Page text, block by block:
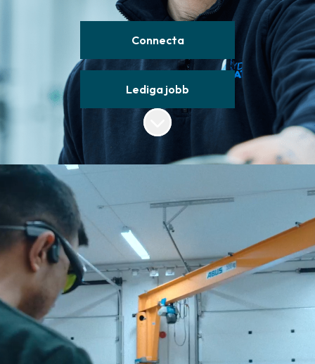
Connecta
Lediga jobb
Skrolla för mer innehåll
JOBBA MED EN AV
VÅRA VIKTIGASTE
RESURSER
Rent vatten är en av våra absolut viktigaste
resurser. På Hydria Water blir du en del av